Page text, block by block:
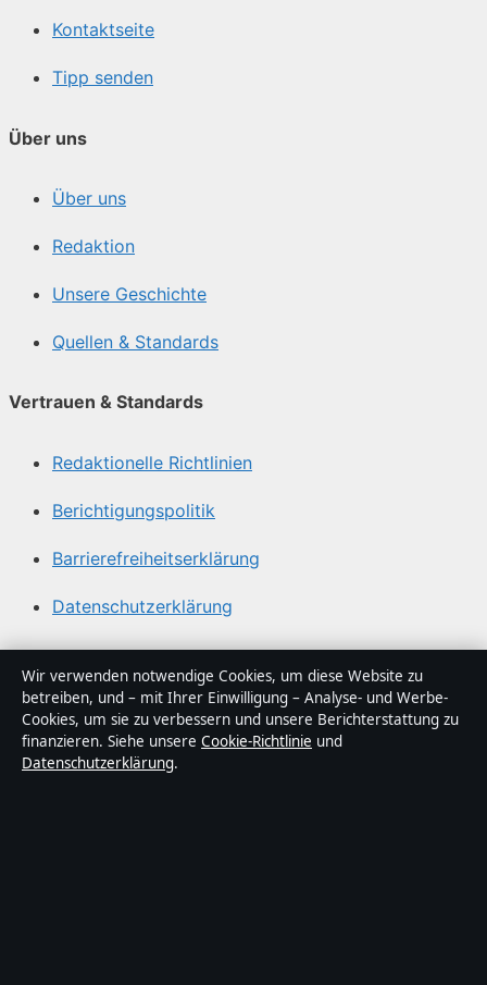
Kontaktseite
Tipp senden
Über uns
Über uns
Redaktion
Unsere Geschichte
Quellen & Standards
Vertrauen & Standards
Redaktionelle Richtlinien
Berichtigungspolitik
Barrierefreiheitserklärung
Datenschutzerklärung
Über Lagepunkt in Kürze
Lagepunkt ist ein unabhängiger digitaler
Nachrichtenanbieter mit Fokus auf Politik, Wirtschaft,
Technik und Gesellschaft in Deutschland. Jeder Artikel
Wir verwenden notwendige Cookies, um diese Website zu
betreiben, und – mit Ihrer Einwilligung – Analyse- und Werbe-
Cookies, um sie zu verbessern und unsere Berichterstattung zu
finanzieren. Siehe unsere Cookie-Richtlinie und
Datenschutzerklärung.